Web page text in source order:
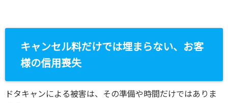
キャンセル料だけでは埋まらない、お客
様の信用喪失
ドタキャンによる被害は、その準備や時間だけではありま